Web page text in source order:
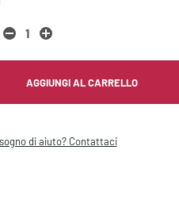
AGGIUNGI AL CARRELLO
di aiuto? Contattaci